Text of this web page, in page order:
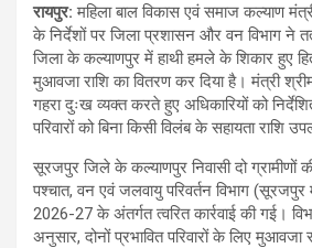
रायपुर:महिला बाल विकास एवं समाज कल्याण
के निर्देशों पर जिला प्रशासन और वन विभाग ने
जिला के कल्याणपुर में हाथी हमले के शिकार हुए
मुआवजा राशि का वितरण कर दिया है। मंत्री
गहरा दुःख व्यक्त करते हुए अधिकारियों को
परिवारों को बिना किसी विलंब के सहायता राशि
सूरजपुर जिले के कल्याणपुर निवासी दो ग्रामीणों
पश्चात, वन एवं जलवायु परिवर्तन विभाग (सूरजपुर
2026-27 के अंतर्गत त्वरित कार्रवाई की गई।
अनुसार, दोनों प्रभावित परिवारों के लिए मुआवजा